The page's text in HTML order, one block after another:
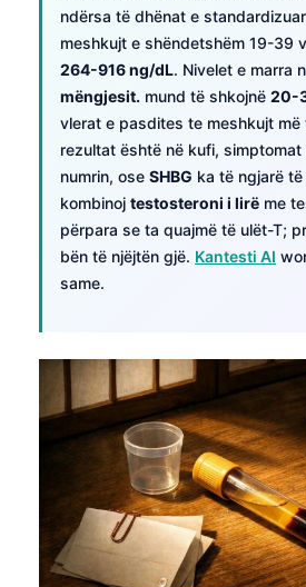
ndërsa të dhënat e
meshkujt e shëndetshëm 19-39
264-916 ng/dL. Nivelet e marra
mëngjesit. mund të shkojnë 20-
vlerat e pasdites te meshkujt më
rezultat është në kufi,
numrin, ose SHBG ka të ngjarë
kombinoj testosteroni i lirë me
përpara se ta quajmë të ulët-T;
bën të njëjtën gjë. Kantesti AI
same.